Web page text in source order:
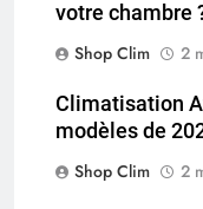
votre chambre
Shop Clim
2
Climatisation
modèles de
Shop Clim
2